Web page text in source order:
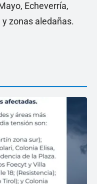
Echeverría,
zonas aledañas.